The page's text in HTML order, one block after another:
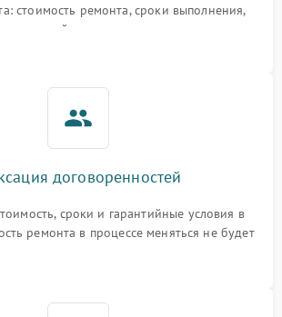
стоимость ремонта, сроки выполнения,
гарантийные условия
договоренностей
сроки и гарантийные условия в
ремонта в процессе меняться не будет